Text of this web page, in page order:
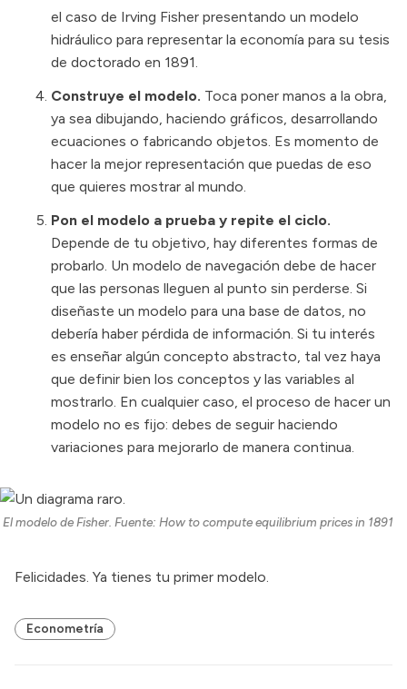
el caso de Irving Fisher presentando un modelo
hidráulico para representar la economía para su tesis
de doctorado en 1891.
Construye el modelo. Toca poner manos a la obra,
ya sea dibujando, haciendo gráficos, desarrollando
ecuaciones o fabricando objetos. Es momento de
hacer la mejor representación que puedas de eso
que quieres mostrar al mundo.
Pon el modelo a prueba y repite el ciclo.
Depende de tu objetivo, hay diferentes formas de
probarlo. Un modelo de navegación debe de hacer
que las personas lleguen al punto sin perderse. Si
diseñaste un modelo para una base de datos, no
debería haber pérdida de información. Si tu interés
es enseñar algún concepto abstracto, tal vez haya
que definir bien los conceptos y las variables al
mostrarlo. En cualquier caso, el proceso de hacer un
modelo no es fijo: debes de seguir haciendo
variaciones para mejorarlo de manera continua.
El modelo de Fisher. Fuente: How to compute equilibrium prices in 1891
Felicidades. Ya tienes tu primer modelo.
Econometría